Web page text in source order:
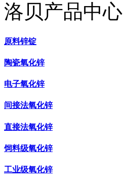
洛贝产品中心
原料锌锭
陶瓷氧化锌
电子氧化锌
间接法氧化锌
直接法氧化锌
饲料级氧化锌
工业级氧化锌